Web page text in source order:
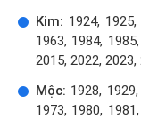
Kim: 1924,
1963, 1984,
2015, 2022, 2023,
Mộc: 1928,
1973, 1980,